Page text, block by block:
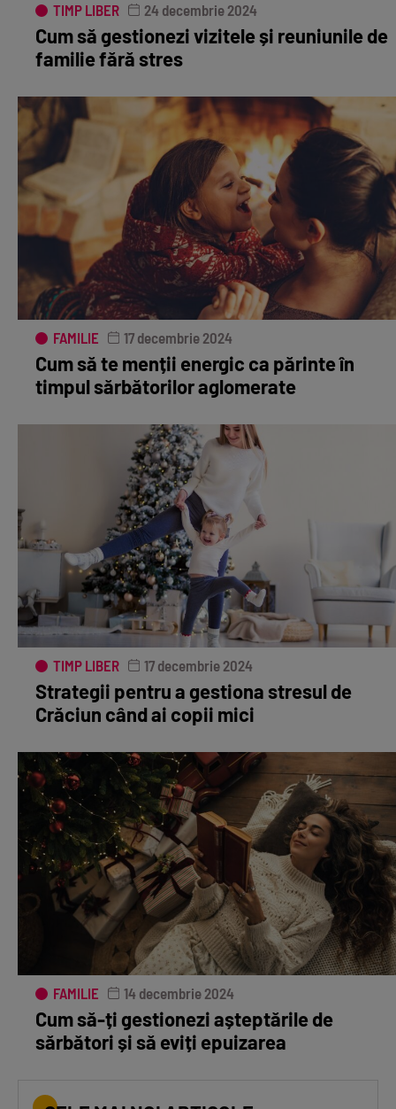
TIMP LIBER 24 decembrie 2024
Cum să gestionezi vizitele și reuniunile de
familie fără stres
FAMILIE 17 decembrie 2024
Cum să te menții energic ca părinte în
timpul sărbătorilor aglomerate
TIMP LIBER 17 decembrie 2024
Strategii pentru a gestiona stresul de
Crăciun când ai copii mici
FAMILIE 14 decembrie 2024
Cum să-ți gestionezi așteptările de
sărbători și să eviți epuizarea